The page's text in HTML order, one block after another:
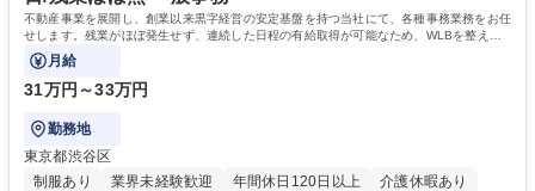
不動産事業を展開し、創業以来黒字経営の安定基盤を持つ当社にて、各種事務業務をお任
せします。残業がほぼ発生せず、連続した日程の有給取得が可能なため、WLBを整えた
い方にお勧めの環境です！
月給
31万円～33万円
勤務地
東京都渋谷区
制服あり
業界未経験歓迎 年間休日120日以上
介護休暇あり